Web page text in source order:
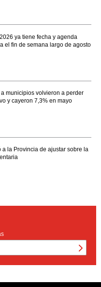
ya tiene fecha y agenda
el fin de semana largo de agosto
municipios volvieron a perder
y cayeron 7,3% en mayo
a la Provincia de ajustar sobre la